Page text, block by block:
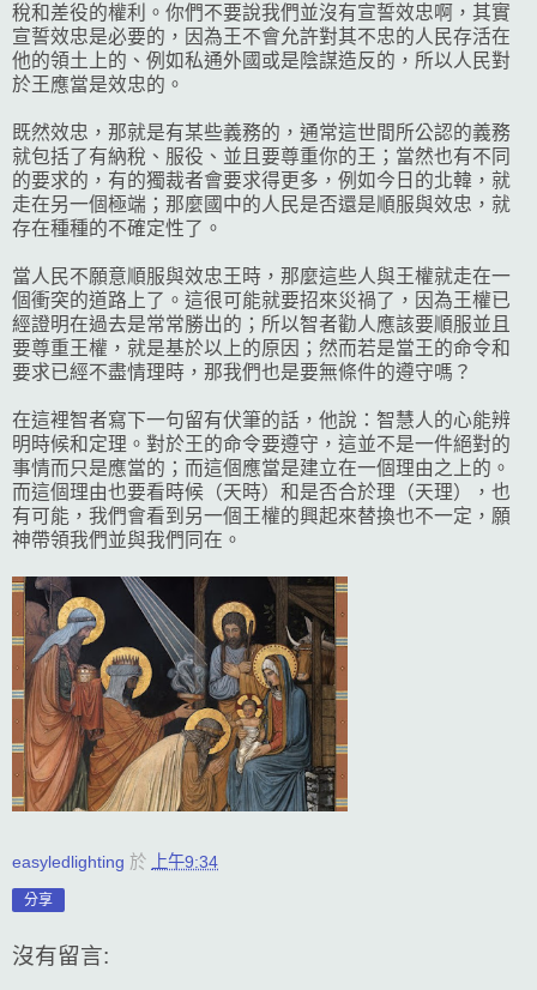
稅和差役的權利。你們不要說我們並沒有宣誓效忠啊，其實
宣誓效忠是必要的，因為王不會允許對其不忠的人民存活在
他的領土上的、例如私通外國或是陰謀造反的，所以人民對
於王應當是效忠的。
既然效忠，那就是有某些義務的，通常這世間所公認的義務
就包括了有納稅、服役、並且要尊重你的王；當然也有不同
的要求的，有的獨裁者會要求得更多，例如今日的北韓，就
走在另一個極端；那麼國中的人民是否還是順服與效忠，就
存在種種的不確定性了。
當人民不願意順服與效忠王時，那麼這些人與王權就走在一
個衝突的道路上了。這很可能就要招來災禍了，因為王權已
經證明在過去是常常勝出的；所以智者勸人應該要順服並且
要尊重王權，就是基於以上的原因；然而若是當王的命令和
要求已經不盡情理時，那我們也是要無條件的遵守嗎？
在這裡智者寫下一句留有伏筆的話，他說：智慧人的心能辨
明時候和定理。對於王的命令要遵守，這並不是一件絕對的
事情而只是應當的；而這個應當是建立在一個理由之上的。
而這個理由也要看時候（天時）和是否合於理（天理），也
有可能，我們會看到另一個王權的興起來替換也不一定，願
神帶領我們並與我們同在。
easyledlighting 於 上午9:34
分享
沒有留言: